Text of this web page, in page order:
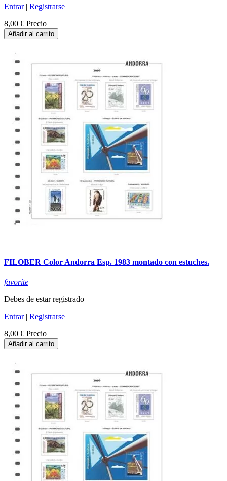
Entrar| Registrarse
8,00 € Precio
Añadir al carrito
FILOBER Color Andorra Esp. 1983 montado con estuches.
favorite
Debes de estar registrado
Entrar| Registrarse
8,00 € Precio
Añadir al carrito